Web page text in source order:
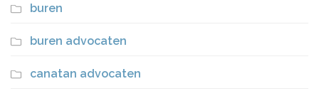
buren
buren advocaten
canatan advocaten